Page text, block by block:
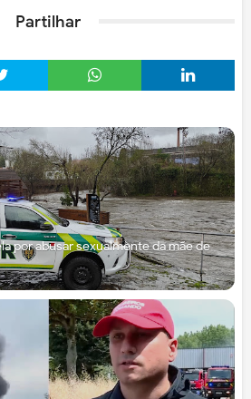
Partilhar
por abusar sexualmente da mãe de